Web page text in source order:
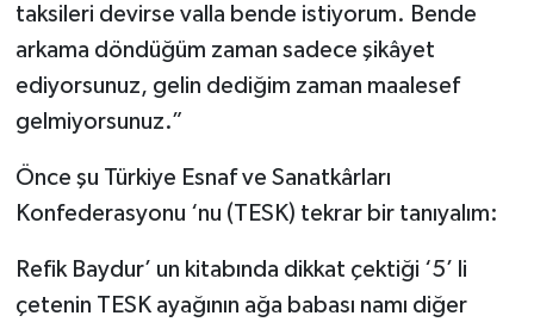
taksileri devirse valla bende istiyorum. Bende
arkama döndüğüm zaman sadece şikâyet
ediyorsunuz, gelin dediğim zaman maalesef
gelmiyorsunuz.”
Önce şu Türkiye Esnaf ve Sanatkârları
Konfederasyonu ‘nu (TESK) tekrar bir tanıyalım:
Refik Baydur’ un kitabında dikkat çektiği ‘5’ li
çetenin TESK ayağının ağa babası namı diğer